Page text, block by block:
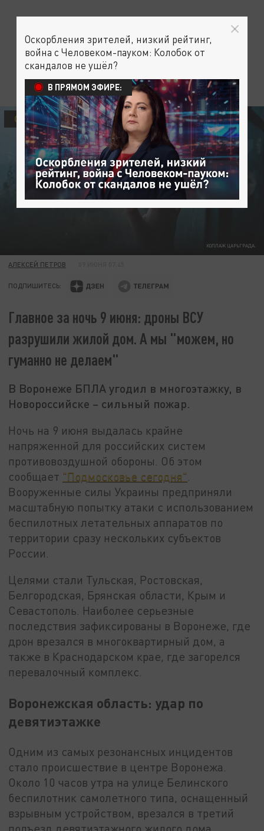
КОЛЛАЖ ЦАРЬГРАДА.
ОБЩЕСТВО
АЛЕКСЕЙ ПЕТРОВ
ПОДПИШИТЕСЬ:
Главное за ночь 9 июня: дроны ВСУ
разрушили жилой дом. А мы "можем, но
гуманно не делаем"
В Воронеже БПЛА угодил в многоэтажку, в
Новороссийске – сильный пожар.
Ночь на 9 июня выдалась крайне
напряженной для российских систем
противовоздушной обороны. Об этом
сообщает "Подмосковье сегодня"
Вооруженные силы Украины предприняли
масштабную попытку атаки с использованием
беспилотных летательных аппаратов по
территории сразу нескольких субъектов
России.
Целями стали Тульская, Ростовская,
Белгородская, Брянская области, Крым и
Севастополь. Наиболее серьезные
последствия зафиксированы в Воронеже, где
дрон врезался в многоквартирный дом, а
также в Краснодарском крае, где загорелся
перевалочный комплекс.
Воронежская область: удар по
девятиэтажке
Одним из самых резонансных инцидентов
стало происшествие в центре Воронежа.
Около 10 часов утра на улице Белинского
беспилотник самолетного типа, оснащенный
взрывным устройством, врезался в третий
подъезд девятиэтажного жилого дома.
Оскорбления зрителей, низкий рейтинг,
война с Человеком-пауком: Колобок от
скандалов не ушёл?
В ПРЯМОМ ЭФИРЕ: